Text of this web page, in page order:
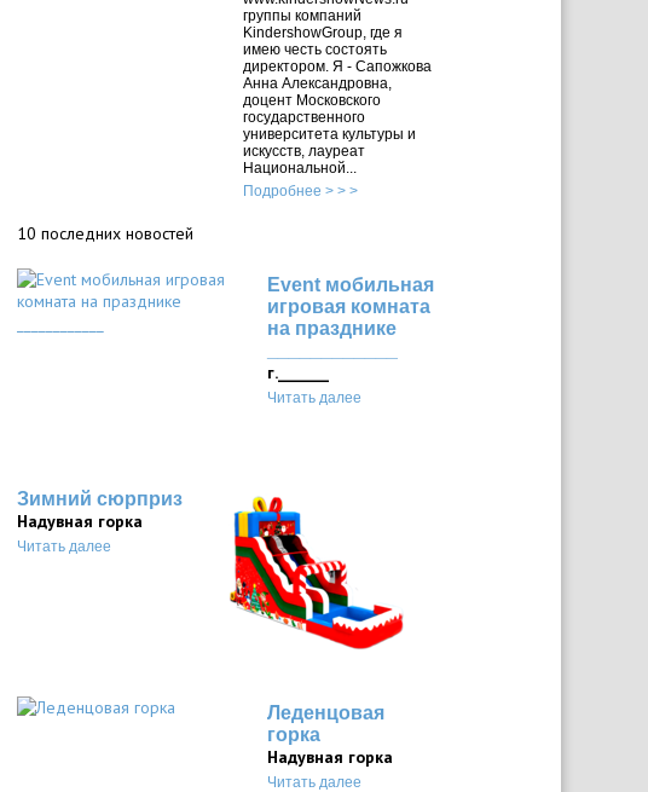
группы компаний
KindershowGroup, где я
имею честь состоять
директором. Я - Сапожкова
Анна Александровна,
доцент Московского
государственного
университета культуры и
искусств, лауреат
Национальной...
Подробнее > > >
10 последних новостей
Event мобильная
игровая комната
на празднике
г._______
Читать далее
Зимний сюрприз
Надувная горка
Читать далее
Леденцовая
горка
Надувная горка
Читать далее